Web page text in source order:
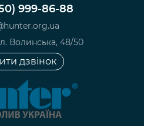
999-86-88
Волинська, 48/50
дзвінок